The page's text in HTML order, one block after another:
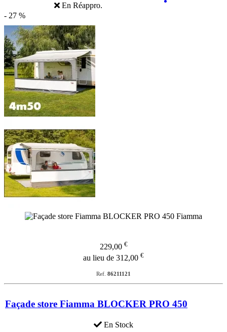
En Réappro.
- 27 %
229,00 €
au lieu de 312,00 €
Ref. 86211121
Façade store Fiamma BLOCKER PRO 450
En Stock